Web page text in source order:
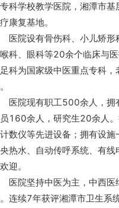
科学校教学医院，湘潭市
康复基地。
院设有骨伤科、小儿矫形
科、眼科等20余个临床与
科为国家级中医重点专科
院现有职工500余人，拥有
160余人，研究生20余人
数仪等先进设备；拥有设施
热水、自动传呼系统、有
迎。
院坚持中医为主，中西医
连续7年获评湘潭市卫生系